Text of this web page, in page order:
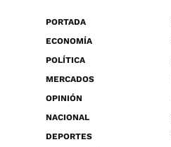
PORTADA
ECONOMÍA
POLÍTICA
MERCADOS
OPINIÓN
NACIONAL
DEPORTES